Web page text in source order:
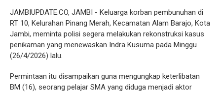
JAMBIUPDATE.CO, JAMBI - Keluarga korban pembunuhan di
RT 10, Kelurahan Pinang Merah, Kecamatan Alam Barajo, Kota
Jambi, meminta polisi segera melakukan rekonstruksi kasus
penikaman yang menewaskan Indra Kusuma pada Minggu
(26/4/2026) lalu.
Permintaan itu disampaikan guna mengungkap keterlibatan
BM (16), seorang pelajar SMA yang diduga menjadi aktor